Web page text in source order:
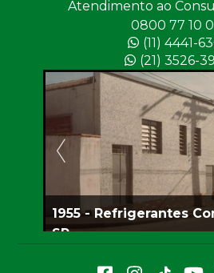
Atendimento ao
0800 77 10
(11) 4441-
(21) 3526-
1955 - Refrigerantes
SP